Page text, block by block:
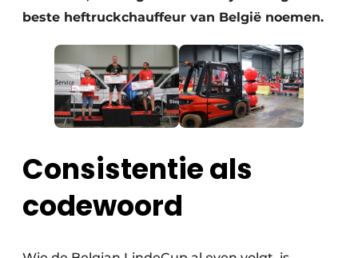
beste heftruckchauffeur van België noemen.
Consistentie als
codewoord